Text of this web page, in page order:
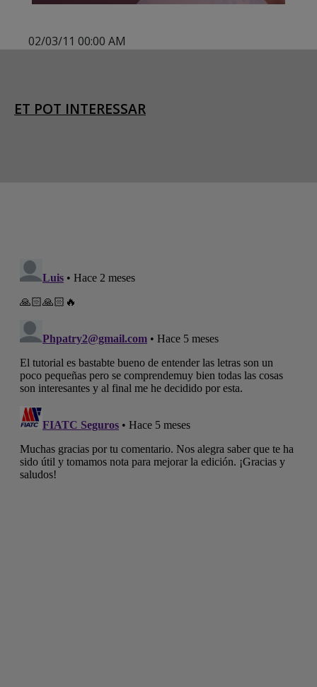
02/03/11 00:00 AM
ET POT INTERESSAR